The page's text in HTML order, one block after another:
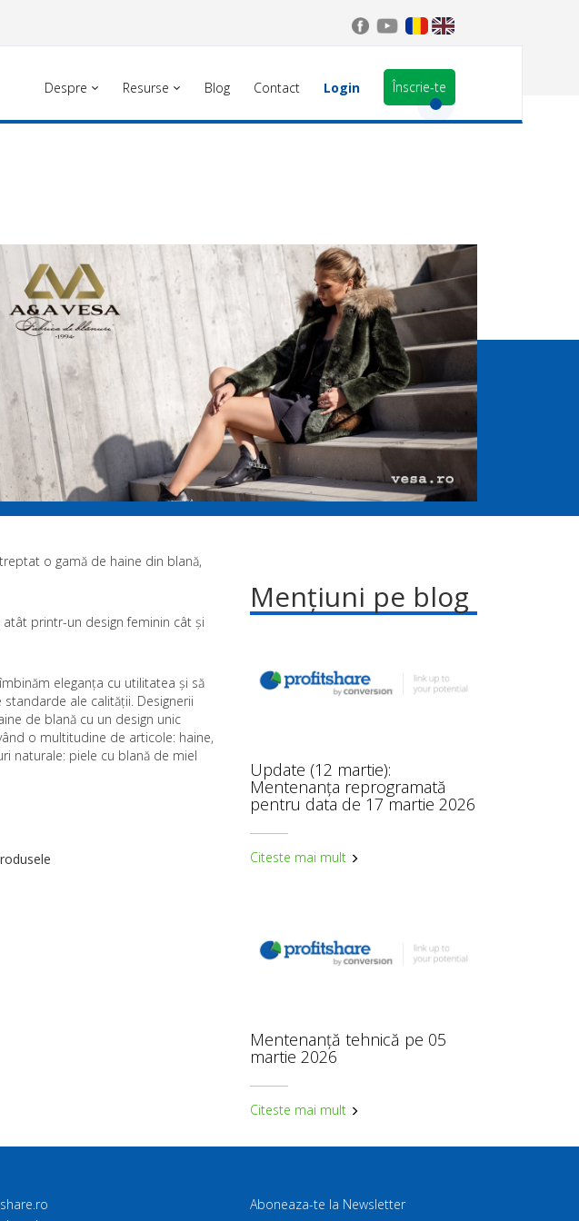
Despre Resurse Blog Contact Login Înscrie-te
o gamă de haine din blană,
printr-un design feminin cât și
eleganța cu utilitatea și să
ale calității. Designerii
de blană cu un design unic
o multitudine de articole: haine,
naturale: piele cu blană de miel
Mențiuni pe blog
Update (12 martie):
Mentenanța reprogramată
pentru data de 17 martie 2026
Citeste mai mult
Mentenanță tehnică pe 05
martie 2026
Citeste mai mult
Aboneaza-te la Newsletter